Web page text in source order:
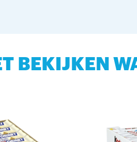
BEKIJKEN